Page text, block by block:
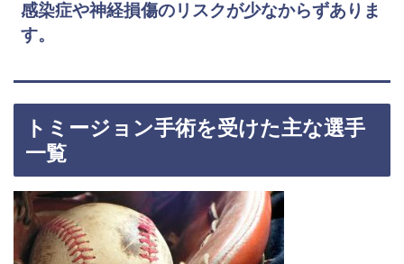
感染症や神経損傷のリスクが少なからずありま
す。
トミージョン手術を受けた主な選手
一覧